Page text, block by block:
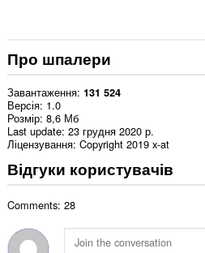
Про шпалери
Завантаження 131 524
Версія 1.0
Розмір 8,6 Мб
Last update 23 грудня 2020 р.
Ліцензування Copyright 2019 x-at
Відгуки користувачів
Comments: 28